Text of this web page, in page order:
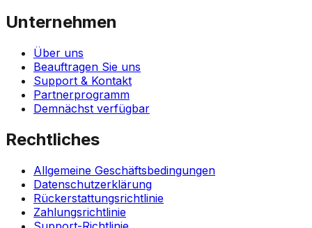
Unternehmen
Über uns
Beauftragen Sie uns
Support & Kontakt
Partnerprogramm
Demnächst verfügbar
Rechtliches
Allgemeine Geschäftsbedingungen
Datenschutzerklärung
Rückerstattungsrichtlinie
Zahlungsrichtlinie